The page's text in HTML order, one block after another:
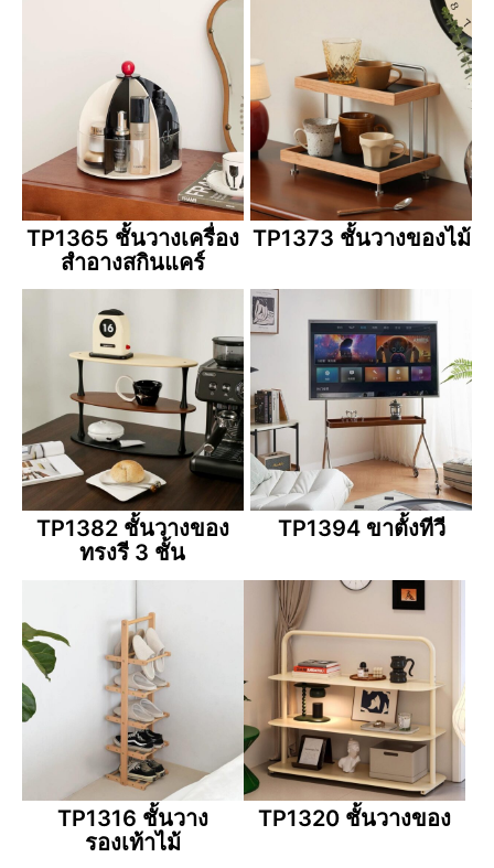
TP1365 ชั้นวางเครื่อง
สำอางสกินแคร์
TP1373 ชั้นวางของไม้
TP1382 ชั้นวางของ
ทรงรี 3 ชั้น
TP1394 ขาตั้งทีวี
TP1316 ชั้นวาง
รองเท้าไม้
TP1320 ชั้นวางของ